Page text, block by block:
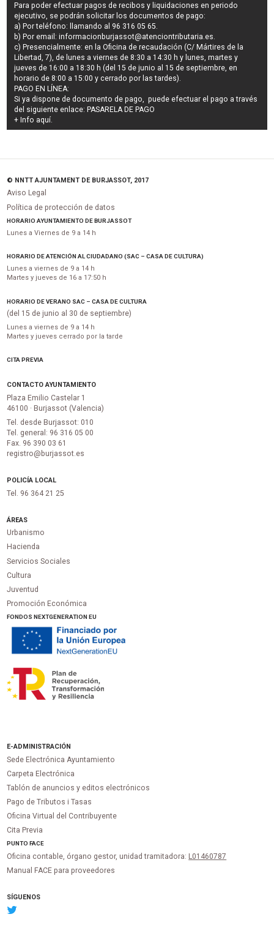
Para poder efectuar pagos derecibos y liquidaciones en periodo
ejecutivo , se podrán solicitar los documentos de pago:
a) Por teléfono: llamando al 96 316 05 65.
b) Por email:informacionburjassot@atenciontributaria.es
c) Presencialmente: en la Oficina de recaudación (C/ Mártires de la
Libertad, 7), de lunes a viernes de 8:30 a 14:30 h y lunes, martes y
jueves de 16:00 a 18:30 h (del 15 de junio al 15 de septiembre, en
horario de 8:00 a 15:00 y cerrado por las tardes).
PAGO EN LÍNEA:
Si ya dispone de documento de pago, puede efectuar el pago a través
del siguiente enlace:PASARELA DE PAGO
+ Info aquí
© NNTT AJUNTAMENT DE BURJASSOT, 2017
Aviso Legal
Política de protección de datos
HORARIO AYUNTAMIENTO DE BURJASSOT
Lunes a Viernes de 9 a 14 h
HORARIO DE ATENCIÓN AL CIUDADANO (SAC – CASA DE CULTURA)
Lunes a viernes de 9 a 14 h
Martes y jueves de 16 a 17:50 h
HORARIO DE VERANO SAC – CASA DE CULTURA
(del 15 de junio al 30 de septiembre)
Lunes a viernes de 9 a 14 h
Martes y jueves cerrado por la tarde
CITA PREVIA
CONTACTO AYUNTAMIENTO
Plaza Emilio Castelar 1
46100 · Burjassot (Valencia)
Tel. desde Burjassot: 010
Tel. general: 96 316 05 00
Fax. 96 390 03 61
registro@burjassot.es
POLICÍA LOCAL
Tel. 96 364 21 25
ÁREAS
Urbanismo
Hacienda
Servicios Sociales
Cultura
Juventud
Promoción Económica
FONDOS NEXTGENERATION EU
E-ADMINISTRACIÓN
Sede Electrónica Ayuntamiento
Carpeta Electrónica
Tablón de anuncios y editos electrónicos
Pago de Tributos i Tasas
Oficina Virtual del Contribuyente
Cita Previa
PUNTO FACE
Oficina contable, órgano gestor, unidad tramitadora: L01460787
Manual FACE para proveedores
SÍGUENOS